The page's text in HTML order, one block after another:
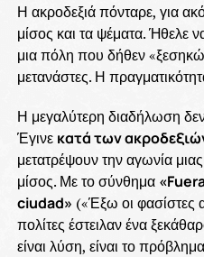
Η ακροδεξιά πόνταρε, για
μίσος και τα ψέματα. Ήθελε
μια πόλη που δήθεν
μετανάστες. Η
Η μεγαλύτερη διαδήλωση
Έγινε κατά των
μετατρέψουν την αγωνία
μίσος. Με το σύνθημα
ciudad» («Έξω οι φασίστες
πολίτες έστειλαν ένα
είναι λύση, είναι το